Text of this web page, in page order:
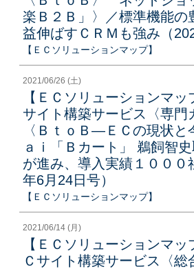
楽Ｂ２Ｂ」〉／標準機能の
益伸ばすＣＲＭも強み（
【ＥＣソリューションマップ】
2021/06/26 (土)
【ＥＣソリューションマ
サイト構築サービス〈専門
〈ＢｔｏＢ―ＥＣの現状と
ａｉ「Ｂカート」 鵜飼智
が進み、導入実績１０００
年6月24日号）
【ＥＣソリューションマップ】
2021/06/14 (月)
【ＥＣソリューションマッ
Ｃサイト構築サービス〈総